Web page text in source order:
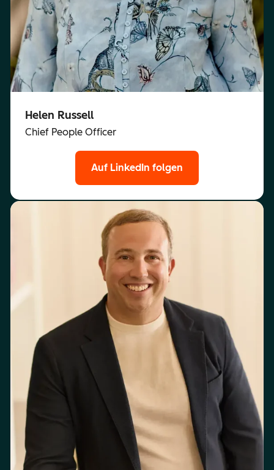
Helen Russell
Chief People Officer
Auf LinkedIn folgen